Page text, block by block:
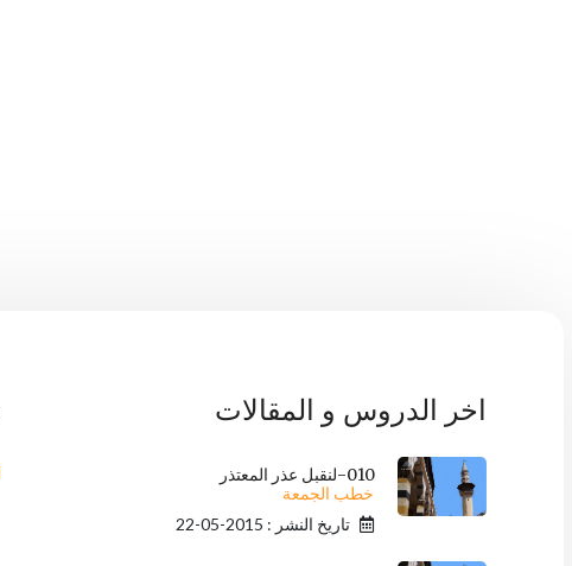
اخر الدروس و المقالات
010-لنقبل عذر المعتذر
خطب الجمعة
تاريخ النشر : 2015-05-22